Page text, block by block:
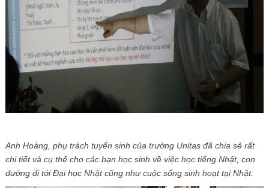
Anh Hoàng, phụ trách tuyển sinh của trường Unitas đã chia sẻ rất
chi tiết và cụ thể cho các bạn học sinh về việc học tiếng Nhật, con
đường đi tới Đại học Nhật cũng như cuộc sống sinh hoạt tại Nhật.